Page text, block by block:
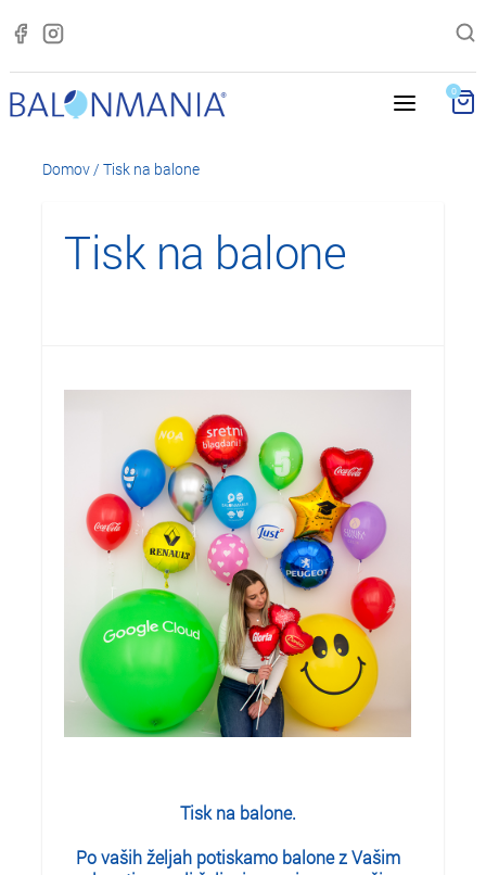
0
Domov/ Tisk na balone
Tisk na balone
Tisk na balone.
Po vaših željah potiskamo balone z Vašim